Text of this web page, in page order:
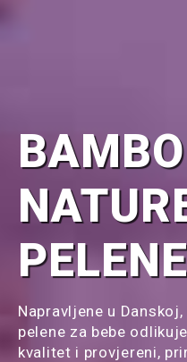
BAMBO
PELENE
Napravljene u
pelene za bebe
kvalitet i provjereni,